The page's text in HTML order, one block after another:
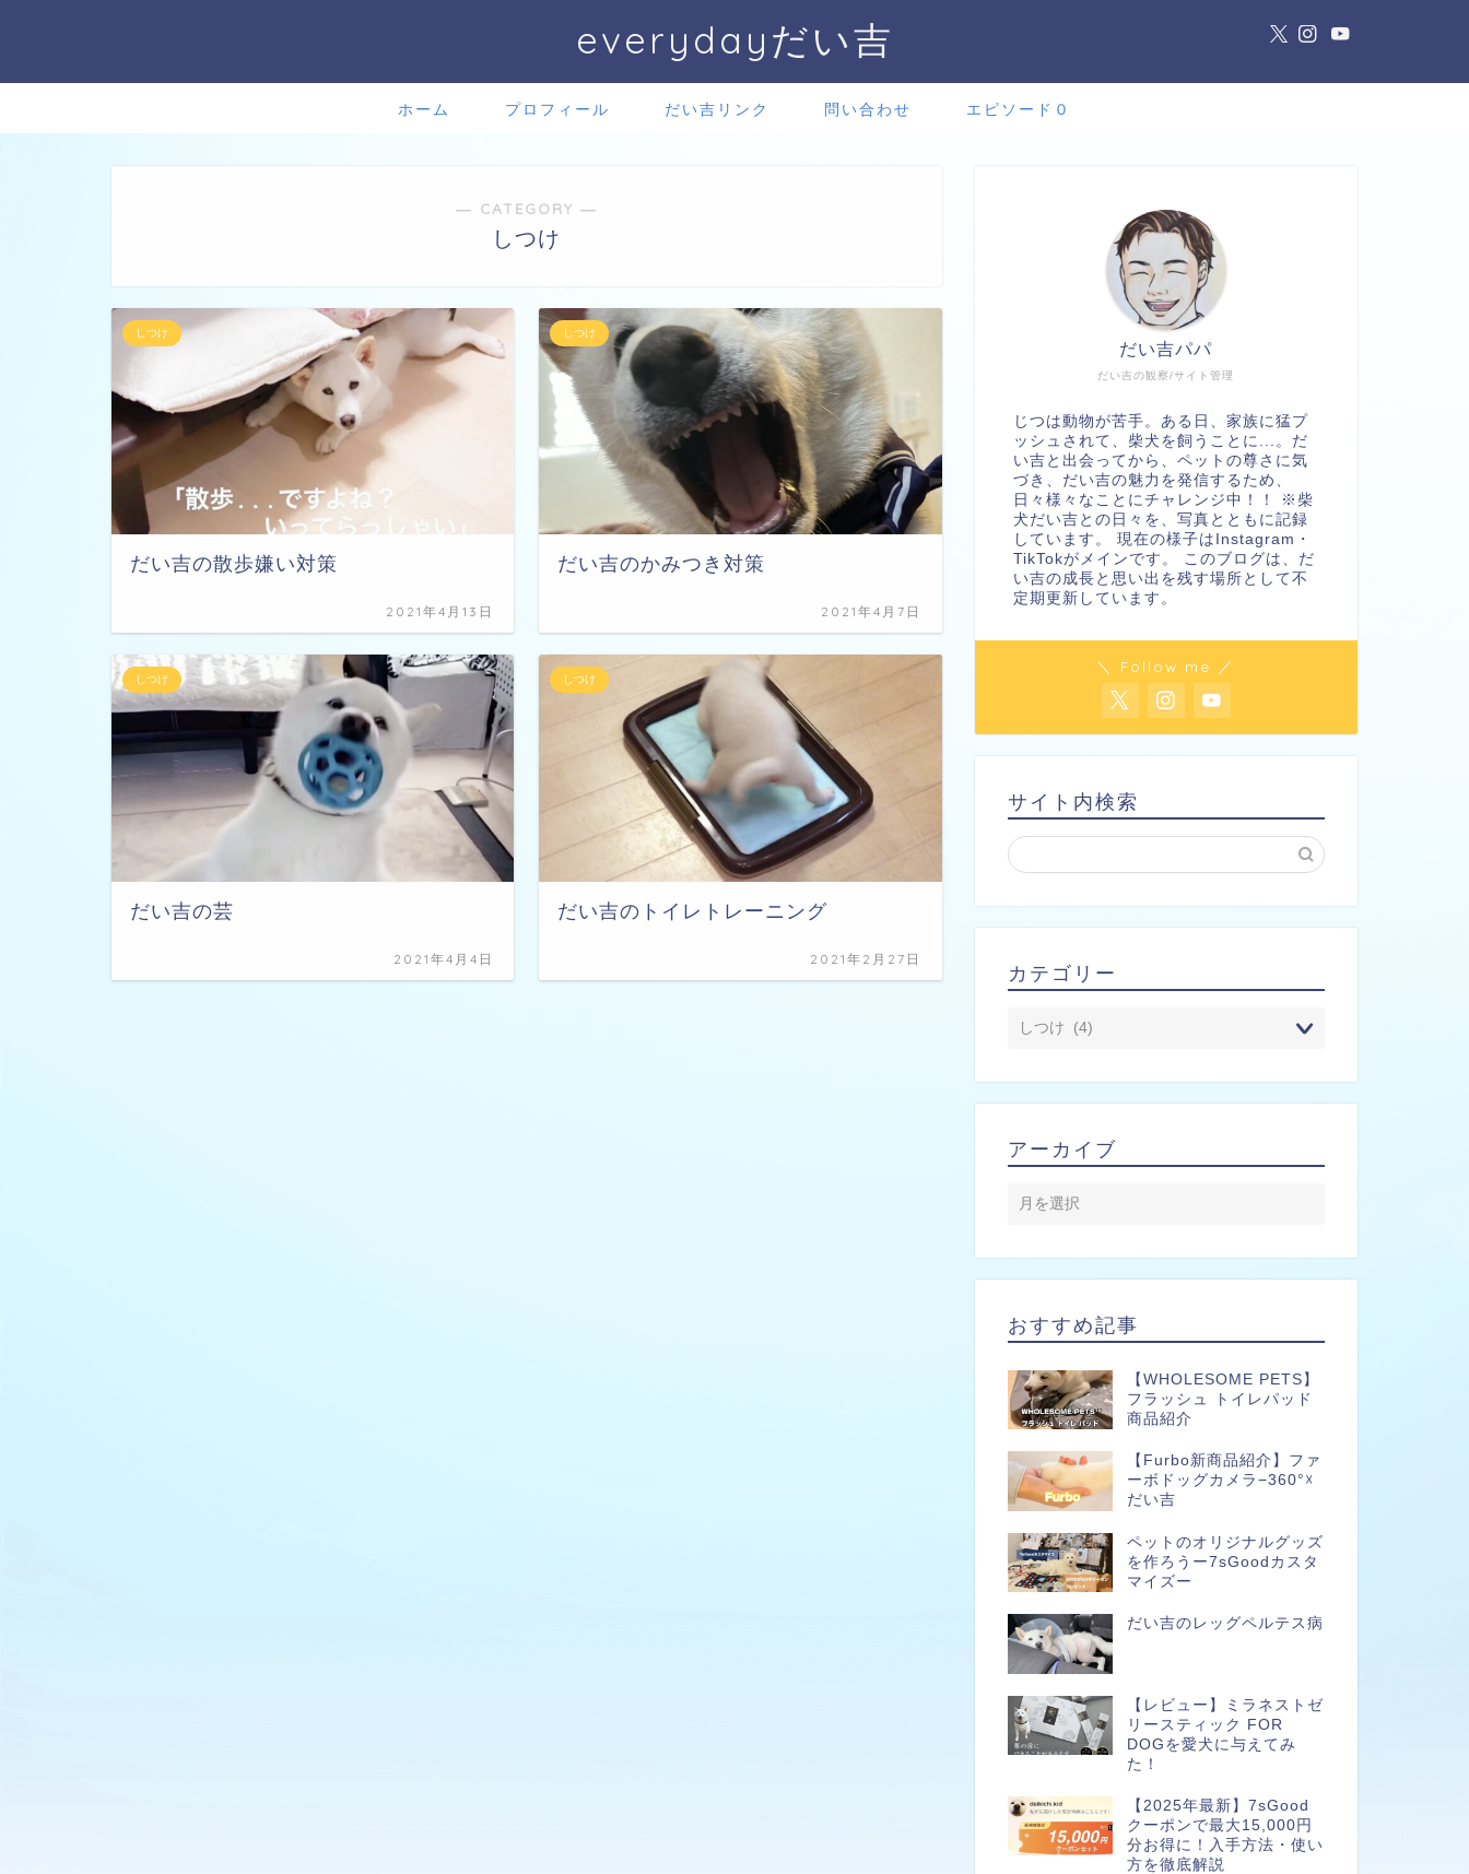
everydayだい吉
ホーム プロフィール だい吉リンク 問い合わせ エピソード０
― CATEGORY ―
しつけ
しつけ
だい吉の散歩嫌い対策
2021年4月13日
しつけ
だい吉のかみつき対策
2021年4月7日
しつけ
だい吉の芸
2021年4月4日
しつけ
だい吉のトイレトレーニング
2021年2月27日
だい吉の観察/サイト管理
だい吉パパ
じつは動物が苦手。ある日、家族に猛プ
ッシュされて、柴犬を飼うことに...。だ
い吉と出会ってから、ペットの尊さに気
づき、だい吉の魅力を発信するため、
日々様々なことにチャレンジ中！！ ※柴
犬だい吉との日々を、写真とともに記録
しています。 現在の様子はInstagram・
TikTokがメインです。 このブログは、だ
い吉の成長と思い出を残す場所として不
定期更新しています。
＼ Follow me ／
サイト内検索
カテゴリー
アーカイブ
おすすめ記事
【WHOLESOME PETS】
フラッシュ トイレパッド
商品紹介
【Furbo新商品紹介】ファ
ーボドッグカメラ−360°☓
だい吉
ペットのオリジナルグッズ
を作ろうー7sGoodカスタ
マイズー
だい吉のレッグペルテス病
【レビュー】ミラネストゼ
リースティック FOR
DOGを愛犬に与えてみ
た！
【2025年最新】7sGood
クーポンで最大15,000円
分お得に！入手方法・使い
方を徹底解説